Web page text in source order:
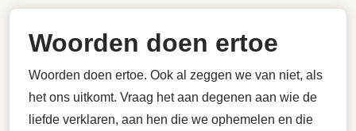
Woorden doen ertoe
Woorden doen ertoe. Ook al zeggen we van niet, als
het ons uitkomt. Vraag het aan degenen aan wie de
liefde verklaren, aan hen die we ophemelen en die